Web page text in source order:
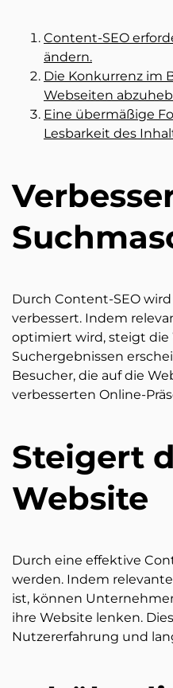
Content-SEO
ändern.
Die Konkurrenz im
Webseiten
Eine übermäßige
Lesbarkeit des
Durch Content-SEO
verbessert. Indem
optimiert wird, steigt die
Suchergebnissen
Besucher, die auf die
verbesserten Online-
Steigert
Website
Durch eine effektive
werden. Indem
ist, können
ihre Website lenken.
Nutzererfahrung und